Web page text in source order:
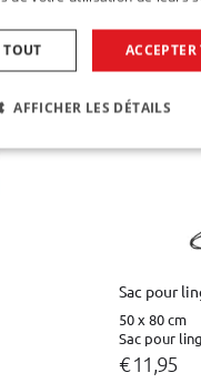
Sac pour
50 x 80 cm
Sac pour
€ 11,95
TOUT
AFFICHER LES DÉTAILS